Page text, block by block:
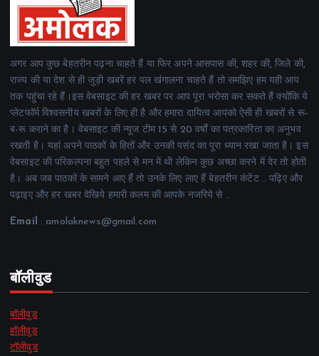
अगर आप कुछ बेहतरीन पढ़ना चाहते हैं या फिर अपने आसपास की, शहर की, जिले की,
राज्य की या देश से ही जुड़ी खबरें हर पल खंगालना चाहते हैं तो समझिए हम यही आप
तक पहुंचा रहे हैं।इस वेबसाइट की हर खबर पर आप पूरा भरोसा कर सकते हैं क्योंकि ये
प्लेटफॉर्म विश्वसनीय खबरों के लिए ही है और हमारा दायित्व आपको ऐसी ही खबरों से रू-
ब-रू कराने का है। वेबसाइट की न्यूज टीम 15 से 20 वर्षों का पत्रकारिता का अनुभव
रखती है। यहां अपने पाठकों के हितों और उनकी पसंद का पूरा ध्यान रखा जाता है। इस
वेबसाइट की परिकल्पना बहुत पहले से मन में थी लेकिन कुछ अच्छा करने में देर तो होती
है। अब जब पाठकों के सामने आए हैं तो उनके लिए लाए हैं बेहतरीन कंटेंट .. पढ़िए और
पढ़ाइए और हर खबर देखिये हमारी कलम की आपके नजरिये से ..
Email : amolaknews@gmail.com
बॉलीवुड
बॉलीवुड
हॉलीवुड
टॉलीवुड